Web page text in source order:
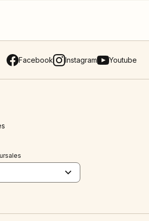
Facebook Instagram Youtube